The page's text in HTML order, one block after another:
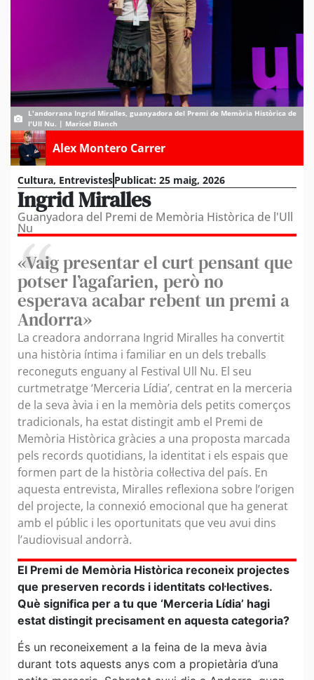
L'andorrana Ingrid Miralles, guanyadora del Premi de Memòria Històrica de
l'Ull Nu. | Maricel Blanch
Alex Montero Carrer
Cultura, EntrevistesPublicat: 25 maig, 2026
Ingrid Miralles
Guanyadora del Premi de Memòria Històrica de l'Ull
Nu
«Vaig presentar el curt pensant que
potser l’agafarien, però no
esperava acabar rebent un premi a
Andorra»
La creadora andorrana Ingrid Miralles ha convertit
una història íntima i familiar en un dels treballs
reconeguts enguany al Festival Ull Nu. El seu
curtmetratge ‘Merceria Lídia’, centrat en la merceria
de la seva àvia i en la memòria dels petits comerços
tradicionals, ha estat distingit amb el Premi de
Memòria Històrica gràcies a una proposta marcada
pels records quotidians, la identitat i els espais que
formen part de la història col·lectiva del país. En
aquesta entrevista, Miralles reflexiona sobre l’origen
del projecte, la connexió emocional que ha generat
amb el públic i les oportunitats que veu avui dins
l’audiovisual andorrà.
El Premi de Memòria Històrica reconeix projectes
que preserven records i identitats col·lectives.
Què significa per a tu que ‘Merceria Lídia’ hagi
estat distingit precisament en aquesta categoria?
És un reconeixement a la feina de la meva àvia
durant tots aquests anys com a propietària d’una